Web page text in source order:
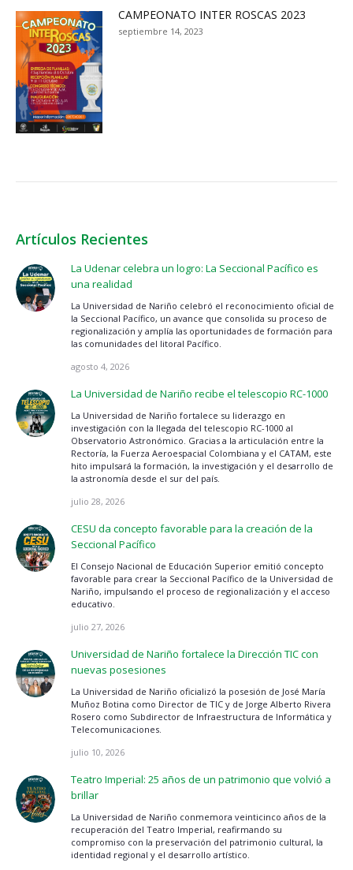
CAMPEONATO INTER ROSCAS 2023
septiembre 14, 2023
Artículos Recientes
La Udenar celebra un logro: La Seccional Pacífico es
una realidad
La Universidad de Nariño celebró el reconocimiento oficial de
la Seccional Pacífico, un avance que consolida su proceso de
regionalización y amplía las oportunidades de formación para
las comunidades del litoral Pacífico.
agosto 4, 2026
La Universidad de Nariño recibe el telescopio RC-1000
La Universidad de Nariño fortalece su liderazgo en
investigación con la llegada del telescopio RC-1000 al
Observatorio Astronómico. Gracias a la articulación entre la
Rectoría, la Fuerza Aeroespacial Colombiana y el CATAM, este
hito impulsará la formación, la investigación y el desarrollo de
la astronomía desde el sur del país.
julio 28, 2026
CESU da concepto favorable para la creación de la
Seccional Pacífico
El Consejo Nacional de Educación Superior emitió concepto
favorable para crear la Seccional Pacífico de la Universidad de
Nariño, impulsando el proceso de regionalización y el acceso
educativo.
julio 27, 2026
Universidad de Nariño fortalece la Dirección TIC con
nuevas posesiones
La Universidad de Nariño oficializó la posesión de José María
Muñoz Botina como Director de TIC y de Jorge Alberto Rivera
Rosero como Subdirector de Infraestructura de Informática y
Telecomunicaciones.
julio 10, 2026
Teatro Imperial: 25 años de un patrimonio que volvió a
brillar
La Universidad de Nariño conmemora veinticinco años de la
recuperación del Teatro Imperial, reafirmando su
compromiso con la preservación del patrimonio cultural, la
identidad regional y el desarrollo artístico.